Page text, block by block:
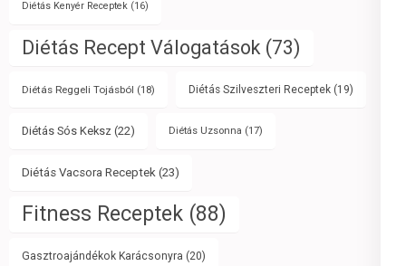
Diétás Kenyér Receptek (16)
Diétás Recept Válogatások (73)
Diétás Reggeli Tojásból (18) Diétás Szilveszteri Receptek (19)
Diétás Sós Keksz (22) Diétás Uzsonna (17)
Diétás Vacsora Receptek (23)
Fitness Receptek (88)
Gasztroajándékok Karácsonyra (20)